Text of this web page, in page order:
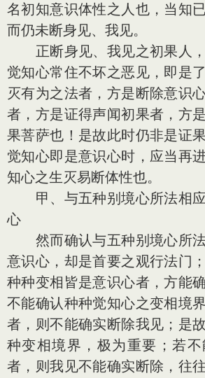
名初知意识体性之人也，当知
而仍未断身见、我见。
正断身见、我见之初果人，
觉知心常住不坏之恶见，即是
灭有为之法者，方是断除意识
者，方是证得声闻初果者，方
果菩萨也！是故此时仍非是证
觉知心即是意识心时，应当再
知心之生灭易断体性也。
甲、与五种别境心所法相应
心
然而确认与五种别境心所法
意识心，却是首要之观行法门
种种变相皆是意识心者，方能
不能确认种种觉知心之变相境
者，则不能确实断除我见；是
种变相境界，极为重要；若
者，则我见不能确实断除，往